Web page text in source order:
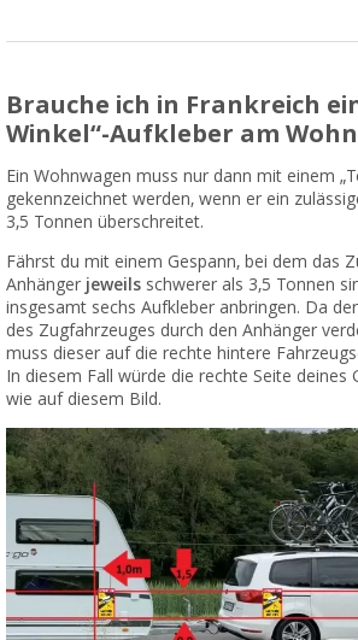
Brauche ich in Frankreich
Winkel“-Aufkleber am
Ein Wohnwagen muss nur dann mit einem
gekennzeichnet werden, wenn er ein
3,5 Tonnen überschreitet.
Fährst du mit einem Gespann, bei dem das
Anhänger jeweils schwerer als 3,5 Tonnen
insgesamt sechs Aufkleber anbringen. Da
des Zugfahrzeuges durch den Anhänger
muss dieser auf die rechte hintere
In diesem Fall würde die rechte Seite deines
wie auf diesem Bild.